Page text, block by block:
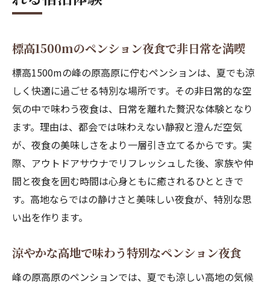
標高1500mのペンション夜食で非日常を満喫
標高1500mの峰の原高原に佇むペンションは、夏でも涼
しく快適に過ごせる特別な場所です。その非日常的な空
気の中で味わう夜食は、日常を離れた贅沢な体験となり
ます。理由は、都会では味わえない静寂と澄んだ空気
が、夜食の美味しさをより一層引き立てるからです。実
際、アウトドアサウナでリフレッシュした後、家族や仲
間と夜食を囲む時間は心身ともに癒されるひとときで
す。高地ならではの静けさと美味しい夜食が、特別な思
い出を作ります。
涼やかな高地で味わう特別なペンション夜食
峰の原高原のペンションでは、夏でも涼しい高地の気候